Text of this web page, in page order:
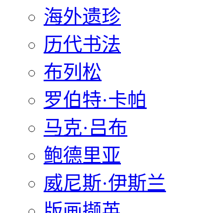
海外遗珍
历代书法
布列松
罗伯特·卡帕
马克·吕布
鲍德里亚
威尼斯·伊斯兰